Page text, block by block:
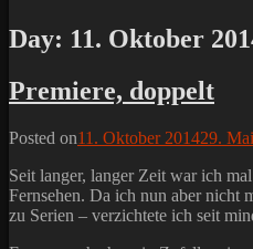
Day: 11. Oktober
Premiere, doppelt
Posted on11. Oktober 201429.
Seit langer, langer Zeit war ich
Fernsehen. Da ich nun aber nicht
zu Serien – verzichtete ich seit